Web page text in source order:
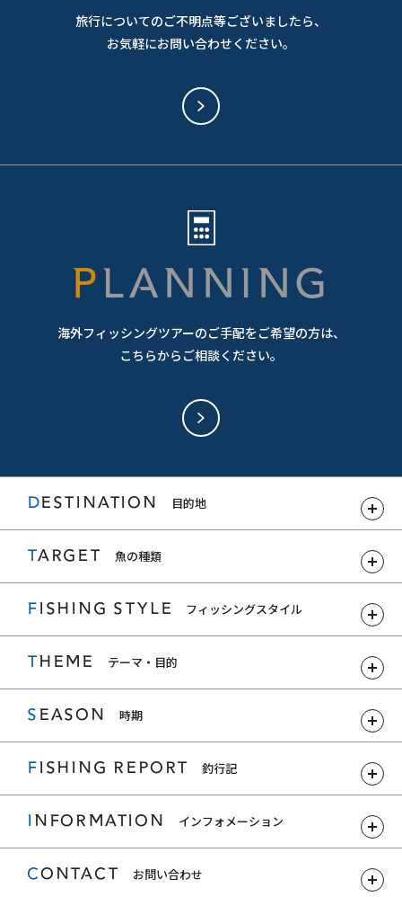
旅行についてのご不明点等ございましたら、
お気軽にお問い合わせください。
PLANNING
海外フィッシングツアーのご手配をご希望の方は、
こちらからご相談ください。
DESTINATION 目的地
TARGET 魚の種類
FISHING STYLE フィッシングスタイル
THEME テーマ・目的
SEASON 時期
FISHING REPORT 釣行記
INFORMATION インフォメーション
CONTACT お問い合わせ